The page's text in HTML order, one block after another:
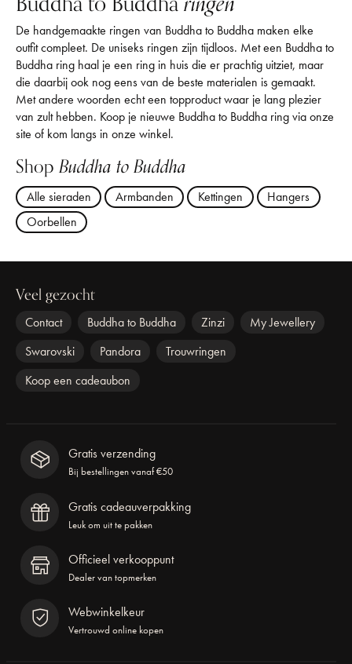
De handgemaakte ringen van Buddha to Buddha maken elke
outfit compleet. De uniseks ringen zijn tijdloos. Met een Buddha to
Buddha ring haal je een ring in huis die er prachtig uitziet, maar
die daarbij ook nog eens van de beste materialen is gemaakt.
Met andere woorden echt een topproduct waar je lang plezier
van zult hebben. Koop je nieuwe Buddha to Buddha ring via onze
site of kom langs in onze winkel.
ShopBuddha to Buddha
Alle sieraden Armbanden Kettingen
Hangers
Oorbellen
Veel gezocht
Contact Buddha to Buddha Zinzi
My Jewellery
Swarovski
Pandora
Trouwringen
Koop een cadeaubon
Gratis verzending
Bij bestellingen vanaf €50
Gratis cadeauverpakking
Leuk om uit te pakken
Officieel verkooppunt
Dealer van topmerken
Webwinkelkeur
Vertrouwd online kopen